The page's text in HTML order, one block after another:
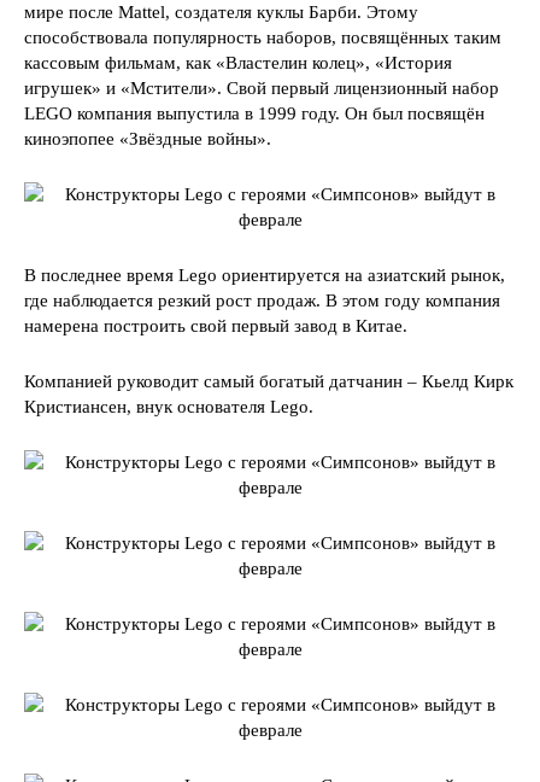
мире после Mattel, создателя куклы Барби. Этому
способствовала популярность наборов, посвящённых таким
кассовым фильмам, как «Властелин колец», «История
игрушек» и «Мстители». Свой первый лицензионный набор
LEGO компания выпустила в 1999 году. Он был посвящён
киноэпопее «Звёздные войны».
В последнее время Lego ориентируется на азиатский рынок,
где наблюдается резкий рост продаж. В этом году компания
намерена построить свой первый завод в Китае.
Компанией руководит самый богатый датчанин – Кьелд Кирк
Кристиансен, внук основателя Lego.